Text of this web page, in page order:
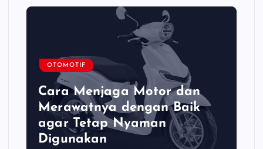
OTOMOTIF
Cara Menjaga Motor dan
Merawatnya dengan Baik
agar Tetap Nyaman
Digunakan